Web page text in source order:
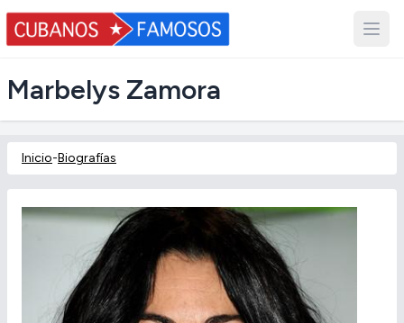
Marbelys Zamora
Inicio-Biografías